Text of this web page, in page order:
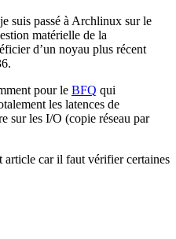
suis passé à Archlinux sur le
matérielle de la
d’un noyau plus récent
pour le BFQ qui
les latences de
sur les I/O (copie réseau par
article car il faut vérifier certaines